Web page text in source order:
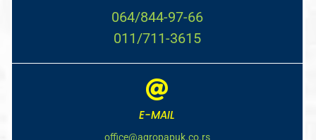
064/844-97-66
011/711-3615
E-MAIL
office@agropapuk.co.rs